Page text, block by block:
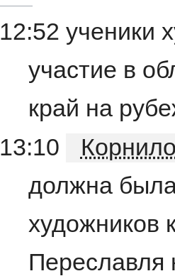
12:52 ученики
участие в
край на
13:10
должна
художников
Переславля